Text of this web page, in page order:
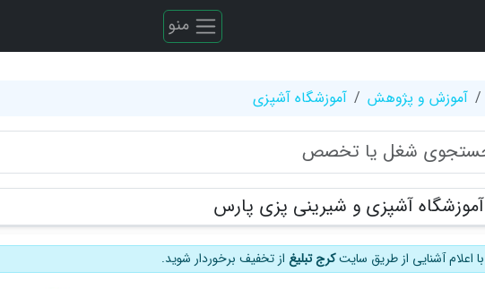
منو
آموزش و پژوهش آموزشگاه آشپزی
آموزشگاه آشپزی و شیرینی پزی پارس
با اعلام آشنایی از طریق سایتکرج تبلیغ از تخفیف برخوردار شوید.